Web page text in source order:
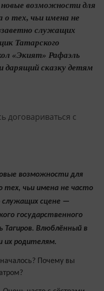
возможности для
о тех, чьи имена не
служащих
Татарского
«Экият» Рафаэль
дарящий сказку детям
возможности для
тех, чьи имена не часто
служащих сцене —
государственного
Влюблённый в
их родителям.
Почему вы